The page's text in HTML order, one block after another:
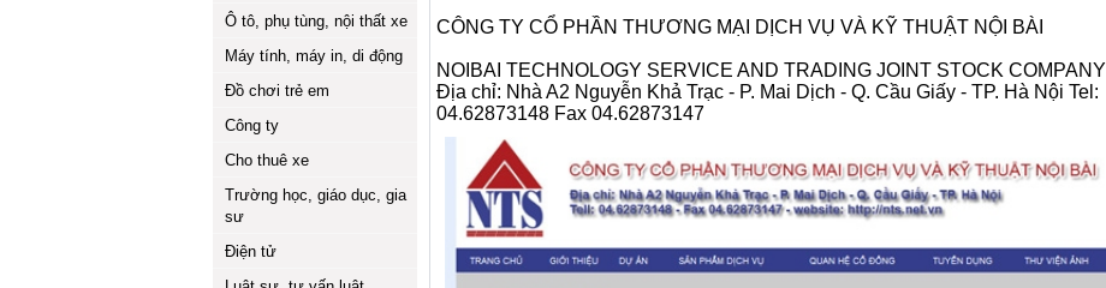
Ô tô, phụ tùng, nội thất xe
Máy tính, máy in, di động
Đồ chơi trẻ em
Công ty
Cho thuê xe
Trường học, giáo dục, gia
sư
Điện tử
CÔNG TY CỔ PHẦN THƯƠNG MẠI DỊCH VỤ VÀ KỸ THUẬT NỘI BÀI
NOIBAI TECHNOLOGY SERVICE AND TRADING JOINT STOCK COMPANY
Địa chỉ: Nhà A2 Nguyễn Khả Trạc - P. Mai Dịch - Q. Cầu Giấy - TP. Hà Nội Tel:
04.62873148 Fax 04.62873147